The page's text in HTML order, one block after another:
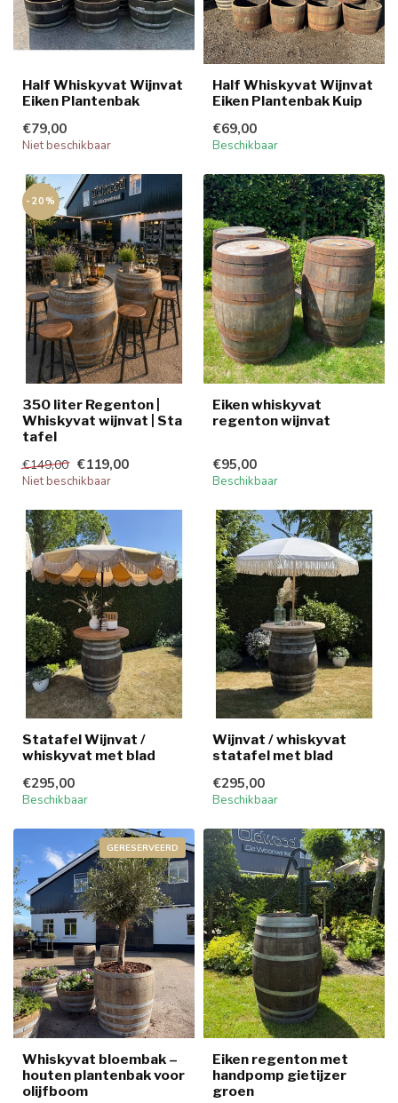
Half Whiskyvat Wijnvat
Eiken Plantenbak
€79,00
Niet beschikbaar
Half Whiskyvat Wijnvat
Eiken Plantenbak Kuip
€69,00
Beschikbaar
-20%
350 liter Regenton |
Whiskyvat wijnvat | Sta
tafel
€149,00 €119,00
Niet beschikbaar
Eiken whiskyvat
regenton wijnvat
€95,00
Beschikbaar
Statafel Wijnvat /
whiskyvat met blad
€295,00
Beschikbaar
Wijnvat / whiskyvat
statafel met blad
€295,00
Beschikbaar
GERESERVEERD
Whiskyvat bloembak –
houten plantenbak voor
olijfboom
Eiken regenton met
handpomp gietijzer
groen